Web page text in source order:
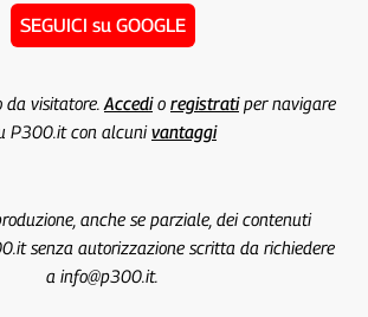
SEGUICI su GOOGLE
da visitatore. Accedio registratiper navigare
P300.it con alcunivantaggi
anche se parziale, dei contenuti
senza autorizzazione scritta da richiedere
a info@p300.it.